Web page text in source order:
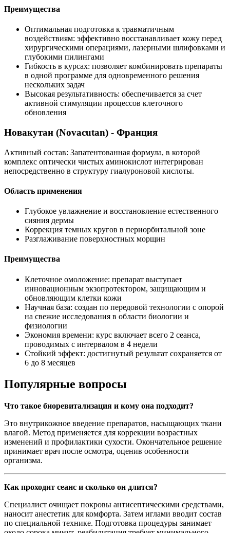
Преимущества
Оптимальная подготовка к травматичным
воздействиям: эффективно восстанавливает кожу перед
хирургическими операциями, лазерными шлифовками и
глубокими пилингами
Гибкость в курсах: позволяет комбинировать препараты
в одной программе для одновременного решения
нескольких задач
Высокая результативность: обеспечивается за счет
активной стимуляции процессов клеточного
обновления
Новакутан (Novacutan) - Франция
Активный состав: Запатентованная формула, в которой
комплекс оптически чистых аминокислот интегрирован
непосредственно в структуру гиалуроновой кислоты.
Область применения
Глубокое увлажнение и восстановление естественного
сияния дермы
Коррекция темных кругов в периорбитальной зоне
Разглаживание поверхностных морщин
Преимущества
Клеточное омоложение: препарат выступает
инновационным экзопротектором, защищающим и
обновляющим клетки кожи
Научная база: создан по передовой технологии с опорой
на свежие исследования в области биологии и
физиологии
Экономия времени: курс включает всего 2 сеанса,
проводимых с интервалом в 4 недели
Стойкий эффект: достигнутый результат сохраняется от
6 до 8 месяцев
Популярные вопросы
Что такое биоревитализация и кому она подходит?
Это внутрикожное введение препаратов, насыщающих ткани
влагой. Метод применяется для коррекции возрастных
изменений и профилактики сухости. Окончательное решение
принимает врач после осмотра, оценив особенности
организма.
Как проходит сеанс и сколько он длится?
Специалист очищает покровы антисептическими средствами,
наносит анестетик для комфорта. Затем иглами вводит состав
по специальной технике. Подготовка процедуры занимает